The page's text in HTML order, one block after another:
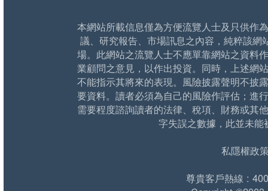
本網站所載信息僅為方便流覽人士及只供作
議、研究報告、市場訊息之內容，純粹該
場。此網站之流覽人士不應單靠網站之資料
業顧問之意見，以作出投資。同時，上述網
不能指示其將來的表現。風險披露聲明不披
要資料。讀者必須為自己的風險作評估；進
需要程度諮詢讀者的法律、稅項、財務或其
字失誤之數據，此並未
私隱權政
尊貴客戶熱線 :